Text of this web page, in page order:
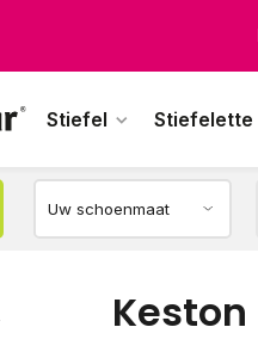
Stiefel Stiefelette
Keston